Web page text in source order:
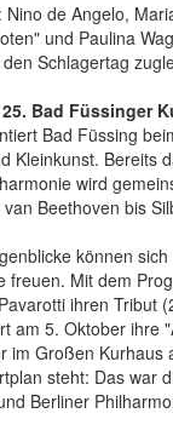
de Angelo,
und Paulina
Schlagertag
Bad Füssinger
Bad Füssing
Kleinkunst. Bereits
wird
Beethoven bis
können
Mit dem
ihren Tribut
am 5. Oktober ihre
im Großen
steht: Das war
Berliner